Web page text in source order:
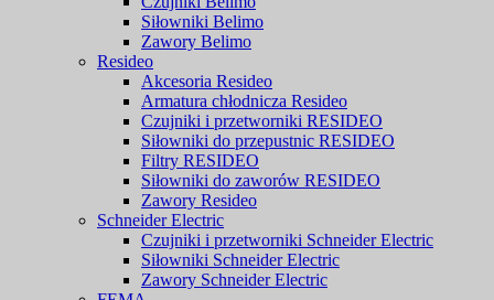
Siłowniki Belimo
Zawory Belimo
Resideo
Akcesoria Resideo
Armatura chłodnicza Resideo
Czujniki i przetworniki RESIDEO
Siłowniki do przepustnic RESIDEO
Filtry RESIDEO
Siłowniki do zaworów RESIDEO
Zawory Resideo
Schneider Electric
Czujniki i przetworniki Schneider Electric
Siłowniki Schneider Electric
Zawory Schneider Electric